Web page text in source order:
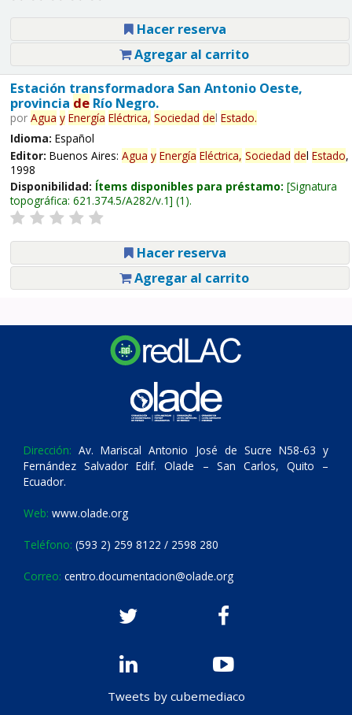
Hacer reserva
Agregar al carrito
Estación transformadora San Antonio Oeste,
provincia deRío Negro.
por Agua y Energía Eléctrica, Sociedad del Estado.
Idioma: Español
Editor: Buenos Aires: Agua y Energía Eléctrica, Sociedad del Estado,
1998
Disponibilidad: Ítems disponibles para préstamo: Signatura
topográfica: 621.374.5/A282/v.1 (1).
Hacer reserva
Agregar al carrito
Dirección: Av. Mariscal Antonio José de Sucre N58-63 y
Fernández Salvador Edif. Olade – San Carlos, Quito –
Ecuador.
Web: www.olade.org
Teléfono: (593 2) 259 8122 / 2598 280
Correo: centro.documentacion@olade.org
Tweets by cubemediaco